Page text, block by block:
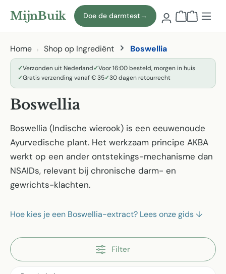
Naar hoofdinhoud
MijnBuik Doe de darmtest→
Home Shop op Ingrediënt Boswellia
✓Verzonden uit Nederland✓Voor 16:00 besteld, morgen in huis
✓Gratis verzending vanaf € 35✓30 dagen retourrecht
Boswellia
Boswellia (Indische wierook) is een eeuwenoude
Ayurvedische plant. Het werkzaam principe AKBA
werkt op een ander ontstekings-mechanisme dan
NSAIDs, relevant bij chronische darm- en
gewrichts-klachten.
Hoe kies je een Boswellia-extract? Lees onze gids ↓
Filter